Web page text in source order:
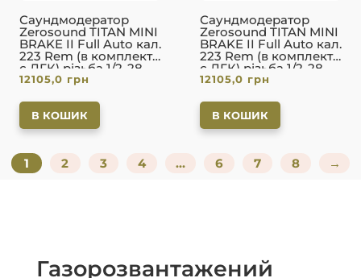
Саундмодератор
Zerosound TITAN MINI
BRAKE II Full Auto кал.
223 Rem (в комплекті
с ДГК) різьба 1/2-28.
Вlack
12105,0 грн
В КОШИК
Саундмодератор
Zerosound TITAN MINI
BRAKE II Full Auto кал.
223 Rem (в комплекті
с ДГК) різьба 1/2-28.
FDE
12105,0 грн
В КОШИК
1 2 3 4 … 6 7 8 →
Газорозвантажений